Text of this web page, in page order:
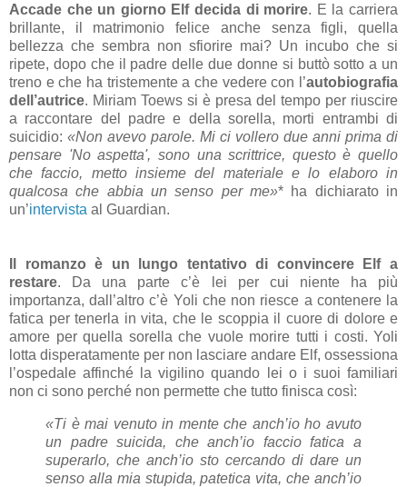
Accade che un giorno Elf decida di morire. E la carriera
brillante, il matrimonio felice anche senza figli, quella
bellezza che sembra non sfiorire mai? Un incubo che si
ripete, dopo che il padre delle due donne si buttò sotto a un
treno e che ha tristemente a che vedere con l’autobiografia
dell’autrice. Miriam Toews si è presa del tempo per riuscire
a raccontare del padre e della sorella, morti entrambi di
suicidio: «Non avevo parole. Mi ci vollero due anni prima di
pensare 'No aspetta', sono una scrittrice, questo è quello
che faccio, metto insieme del materiale e lo elaboro in
qualcosa che abbia un senso per me»* ha dichiarato in
un’intervista al Guardian.
Il romanzo è un lungo tentativo di convincere Elf a
restare. Da una parte c’è lei per cui niente ha più
importanza, dall’altro c’è Yoli che non riesce a contenere la
fatica per tenerla in vita, che le scoppia il cuore di dolore e
amore per quella sorella che vuole morire tutti i costi. Yoli
lotta disperatamente per non lasciare andare Elf, ossessiona
l’ospedale affinché la vigilino quando lei o i suoi familiari
non ci sono perché non permette che tutto finisca così:
«Ti è mai venuto in mente che anch’io ho avuto
un padre suicida, che anch’io faccio fatica a
superarlo, che anch’io sto cercando di dare un
senso alla mia stupida, patetica vita, che anch’io